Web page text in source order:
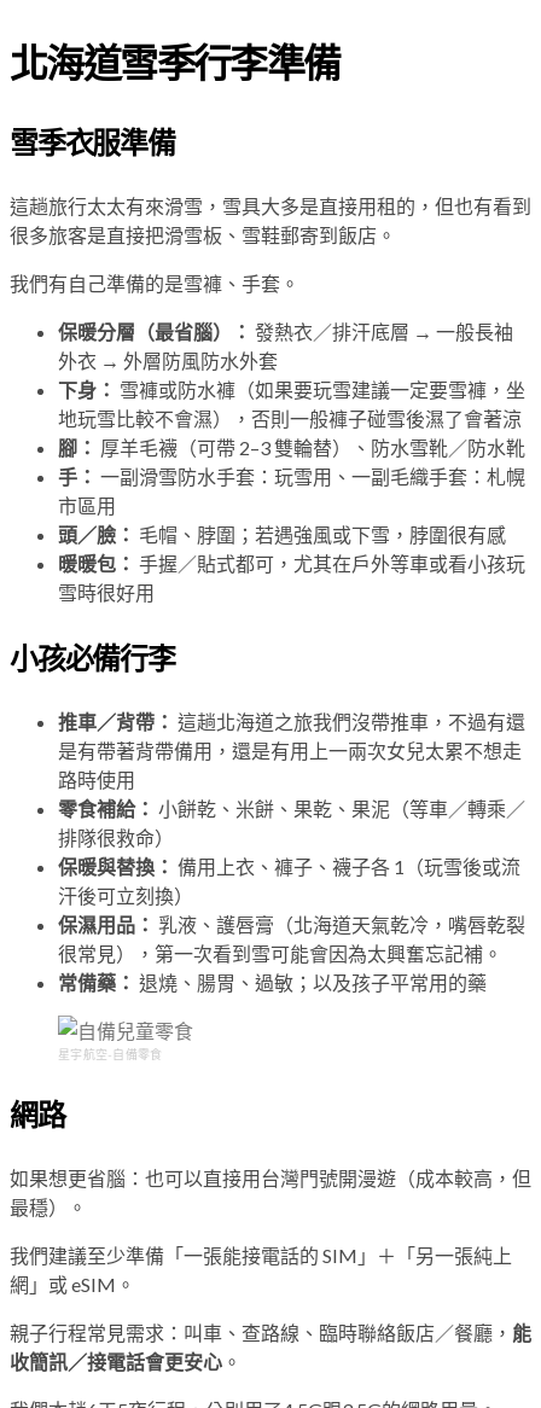
北海道雪季行李準備
雪季衣服準備
這趟旅行太太有來滑雪，雪具大多是直接用租的，但也有看到
很多旅客是直接把滑雪板、雪鞋郵寄到飯店。
我們有自己準備的是雪褲、手套。
保暖分層（最省腦）： 發熱衣／排汗底層 → 一般長袖
外衣 → 外層防風防水外套
下身： 雪褲或防水褲（如果要玩雪建議一定要雪褲，坐
地玩雪比較不會濕），否則一般褲子碰雪後濕了會著涼
腳： 厚羊毛襪（可帶 2–3 雙輪替）、防水雪靴／防水靴
手： 一副滑雪防水手套：玩雪用、一副毛織手套：札幌
市區用
頭／臉： 毛帽、脖圍；若遇強風或下雪，脖圍很有感
暖暖包： 手握／貼式都可，尤其在戶外等車或看小孩玩
雪時很好用
小孩必備行李
推車／背帶： 這趟北海道之旅我們沒帶推車，不過有還
是有帶著背帶備用，還是有用上一兩次女兒太累不想走
路時使用
零食補給： 小餅乾、米餅、果乾、果泥（等車／轉乘／
排隊很救命）
保暖與替換： 備用上衣、褲子、襪子各 1（玩雪後或流
汗後可立刻換）
保濕用品： 乳液、護唇膏（北海道天氣乾冷，嘴唇乾裂
很常見），第一次看到雪可能會因為太興奮忘記補。
常備藥： 退燒、腸胃、過敏；以及孩子平常用的藥
星宇航空-自備零食
網路
如果想更省腦：也可以直接用台灣門號開漫遊（成本較高，但
最穩）。
我們建議至少準備「一張能接電話的 SIM」＋「另一張純上
網」或 eSIM。
親子行程常見需求：叫車、查路線、臨時聯絡飯店／餐廳， 能
收簡訊／接電話會更安心 。